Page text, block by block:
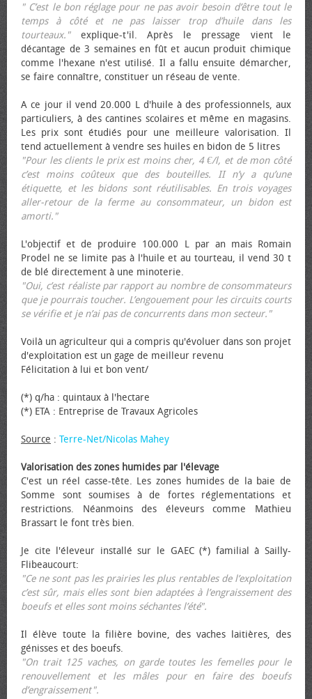
" C’est le bon réglage pour ne pas avoir besoin d’être tout le
temps à côté et ne pas laisser trop d’huile dans les
tourteaux."explique-t'il. Après le pressage vient le
décantage de 3 semaines en fût et aucun produit chimique
comme l'hexane n'est utilisé. Il a fallu ensuite démarcher,
se faire connaître, constituer un réseau de vente.
A ce jour il vend 20.000 L d'huile à des professionnels, aux
particuliers, à des cantines scolaires et même en magasins.
Les prix sont étudiés pour une meilleure valorisation. Il
tend actuellement à vendre ses huiles en bidon de 5 litres
"Pour les clients le prix est moins cher, 4 €/l, et de mon côté
c’est moins coûteux que des bouteilles. II n’y a qu’une
étiquette, et les bidons sont réutilisables. En trois voyages
aller-retour de la ferme au consommateur, un bidon est
amorti."
L'objectif et de produire 100.000 L par an mais Romain
Prodel ne se limite pas à l'huile et au tourteau, il vend 30 t
de blé directement à une minoterie.
"Oui, c’est réaliste par rapport au nombre de consommateurs
que je pourrais toucher. L’engouement pour les circuits courts
se vérifie et je n’ai pas de concurrents dans mon secteur."
Voilà un agriculteur qui a compris qu'évoluer dans son projet
d'exploitation est un gage de meilleur revenu
Félicitation à lui et bon vent/
(*) q/ha : quintaux à l'hectare
(*) ETA : Entreprise de Travaux Agricoles
Source : Terre-Net/Nicolas Mahey
Valorisation des zones humides par l'élevage
C'est un réel casse-tête. Les zones humides de la baie de
Somme sont soumises à de fortes réglementations et
restrictions. Néanmoins des éleveurs comme Mathieu
Brassart le font très bien.
Je cite l'éleveur installé sur le GAEC (*) familial à Sailly-
Flibeaucourt:
"Ce ne sont pas les prairies les plus rentables de l’exploitation
c’est sûr, mais elles sont bien adaptées à l’engraissement des
bœufs et elles sont moins séchantes l’été".
Il élève toute la filière bovine, des vaches laitières, des
génisses et des bœufs.
"On trait 125 vaches, on garde toutes les femelles pour le
renouvellement et les mâles pour en faire des bœufs
d’engraissement".